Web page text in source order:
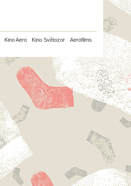
Kino Aero Kino Světozor Aerofilms